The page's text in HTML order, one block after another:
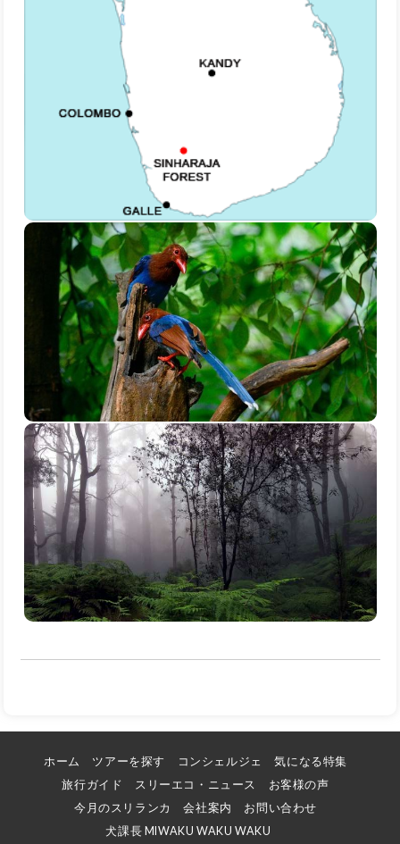
ホーム ツアーを探す コンシェルジェ
気になる特集
旅行ガイド
スリーエコ・ニュース
お客様の声
今月のスリランカ
会社案内
お問い合わせ
犬課長 MIWAKU WAKU WAKU